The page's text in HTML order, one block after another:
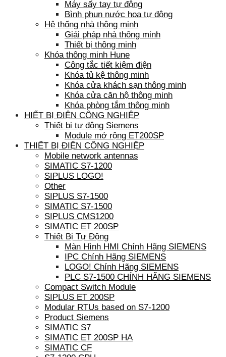
Máy sấy tay tự động
Bình phun nước hoa tự động
Hệ thống nhà thông minh
Giải pháp nhà thông minh
Thiết bị thông minh
Khóa thông minh Hune
Công tắc tiết kiệm điện
Khóa tủ kệ thông minh
Khóa cửa khách sạn thông minh
Khóa cửa căn hộ thông minh
Khóa phòng tắm thông minh
HIẾT BỊ ĐIỆN CÔNG NGHIỆP
Thiết bị tự động Siemens
Module mở rộng ET200SP
THIẾT BỊ ĐIỆN CÔNG NGHIỆP
Mobile network antennas
SIMATIC S7-1200
SIPLUS LOGO!
Other
SIPLUS S7-1500
SIMATIC S7-1500
SIPLUS CMS1200
SIMATIC ET 200SP
Thiết Bị Tự Động
Màn Hình HMI Chính Hãng SIEMENS
IPC Chính Hãng SIEMENS
LOGO! Chính Hãng SIEMENS
PLC S7-1500 CHÍNH HÃNG SIEMENS
Compact Switch Module
SIPLUS ET 200SP
Modular RTUs based on S7-1200
Product Siemens
SIMATIC S7
SIMATIC ET 200SP HA
SIMATIC CF